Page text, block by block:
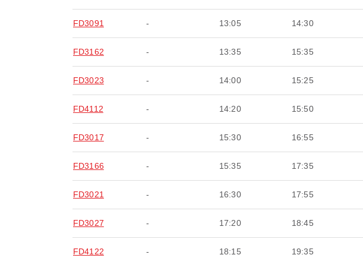
FD3091 - 13:05 14:30
FD3162 - 13:35 15:35
FD3023 - 14:00 15:25
FD4112 - 14:20 15:50
FD3017 - 15:30 16:55
FD3166 - 15:35 17:35
FD3021 - 16:30 17:55
FD3027 - 17:20 18:45
FD4122 - 18:15 19:35